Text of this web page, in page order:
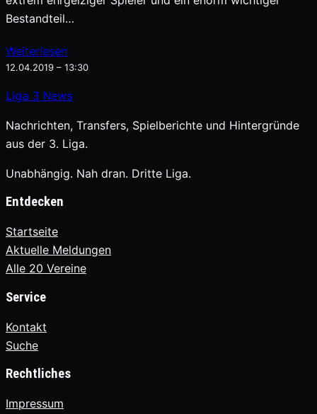
Bestandteil…
Weiterlesen
12.04.2019 – 13:30
Liga 3 News
Nachrichten, Transfers, Spielberichte und Hintergründe
aus der 3. Liga.
Unabhängig. Nah dran. Dritte Liga.
Entdecken
Startseite
Aktuelle Meldungen
Alle 20 Vereine
Service
Kontakt
Suche
Rechtliches
Impressum